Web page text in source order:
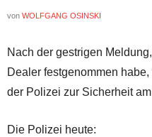
von WOLFGANG OSINSKI
Nach der gestrigen
Dealer festgenommen
der Polizei zur Sicherheit
Die Polizei heute: